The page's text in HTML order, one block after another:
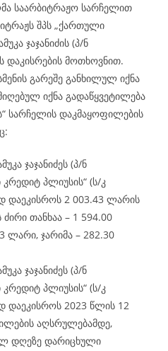
საარბიტრაჟო სარჩელით
შპს „ქართული
ჯაჯანიძის (პ/ნ
დაკისრების მოთხოვნით.
გარეშე განხილულ იქნა
იქნა გადაწყვეტილება
სარჩელის დაკმაყოფილების
ჯაჯანიძეს (პ/ნ
პლიუსის“ (ს/კ
დაეკისროს 2 003.43 ლარის
ძირი თანხაა – 1 594.00
ჯარიმა – 282.30
ჯაჯანიძეს (პ/ნ
პლიუსის“ (ს/კ
დაეკისროს 2023 წლის 12
აღსრულებამდე,
დღეზე დარიცხული